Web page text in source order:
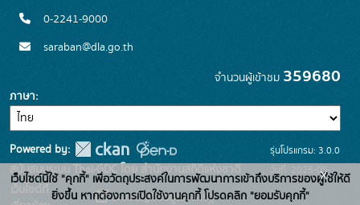
0-2241-9000
saraban@dla.go.th
จำนวนผู้เข้าชม 359680
ภาษา
Powered by:
สนับสนุนระบบ Thai-GDC โดย สำนักงานสถิติแห่งชาติ
เว็บไซต์ที่
ระบบบัญชีข้อมูลภาครัฐ
รุ่นโปรแกรม: 3.0.0
วันที่: 2025-05-
30
เว็บไซต์นี้ใช้ "คุกกี้" เพื่อวัตถุประสงค์ในการพัฒนาการเข้าถึงบริการของผู้ใช้ให้ดี
ยิ่งขึ้น หากต้องการเปิดใช้งานคุกกี้ โปรดคลิก "ยอมรับคุกกี้"
x